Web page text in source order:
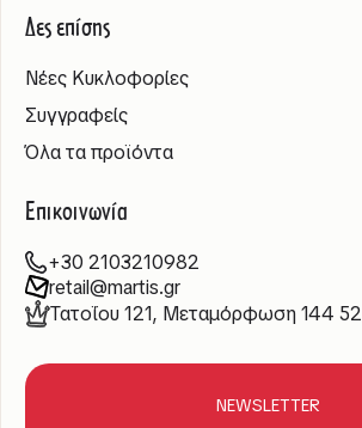
Δες επίσης
Νέες Κυκλοφορίες
Συγγραφείς
Όλα τα προϊόντα
Επικοινωνία
+30 2103210982
retail@martis.gr
Τατοΐου 121, Μεταμόρφωση 144 52
NEWSLETTER